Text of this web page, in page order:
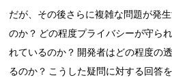
だが、その後さらに複雑な問題が発
のか？ どの程度プライバシーが守ら
れているのか？ 開発者はどの程度の
るのか？ こうした疑問に対する回答